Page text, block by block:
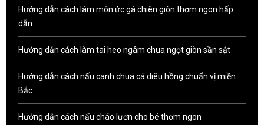
Hướng dẫn cách làm món ức gà chiên giòn thơm ngon hấp
dẫn
Hướng dẫn cách làm tai heo ngâm chua ngọt giòn sần sật
Hướng dẫn cách nấu canh chua cá diêu hồng chuẩn vị miền
Bắc
Hướng dẫn cách nấu cháo lươn cho bé thơm ngon